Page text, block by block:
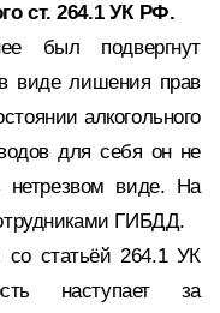
ст. 264.1 УК РФ.
был подвергнут
виде лишения прав
алкогольного
для себя он не
виде. На
ГИБДД.
со статьёй 264.1 УК
наступает за